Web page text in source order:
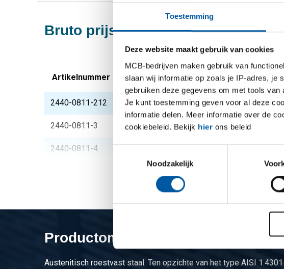
Toestemming
Deze website maakt gebruik van cookies
MCB-bedrijven maken gebruik van
slaan wij informatie op zoals je IP-adres, je
gebruiken deze gegevens om met tools
Je kunt toestemming geven voor al deze
informatie delen. Meer informatie over de
cookiebeleid. Bekijk hier ons beleid
Noodzakelijk
Bruto prijslijst: Rvs 316
Artikelnummer Omschrijving
2440-0811-212 316 Kogelkraan 3 dlg las/las PN40
2440-0811-3 316 Kogelkraan 3 dlg las/las PN40
2440-0811-4
Productomschrijving
Austenitisch roestvast staal. Ten opzichte van het type AISI